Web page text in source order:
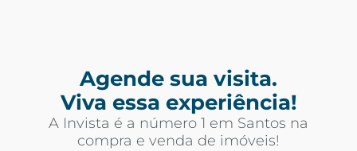
Agende sua visita.
Viva essa experiência!
A Invista é a número 1 em Santos na
compra e venda de imóveis!